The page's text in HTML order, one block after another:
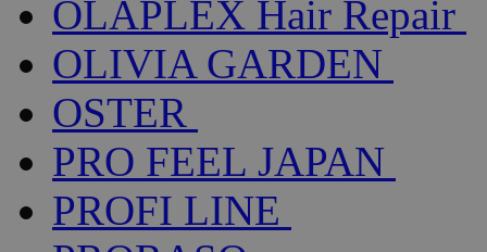
OLAPLEX Hair Repair
OLIVIA GARDEN
OSTER
PRO FEEL JAPAN
PROFI LINE